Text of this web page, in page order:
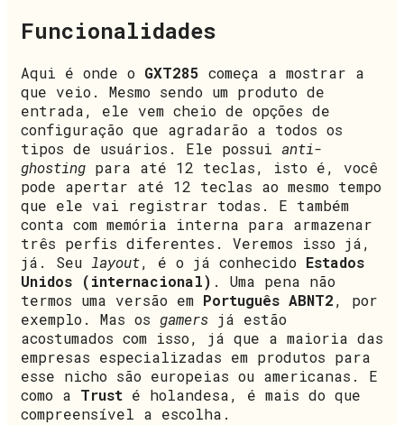
Funcionalidades
Aqui é onde o GXT285 começa a mostrar a
que veio. Mesmo sendo um produto de
entrada, ele vem cheio de opções de
configuração que agradarão a todos os
tipos de usuários. Ele possui anti-
ghosting para até 12 teclas, isto é, você
pode apertar até 12 teclas ao mesmo tempo
que ele vai registrar todas. E também
conta com memória interna para armazenar
três perfis diferentes. Veremos isso já,
já. Seu layout, é o já conhecido Estados
Unidos (internacional) . Uma pena não
termos uma versão em Português ABNT2, por
exemplo. Mas os gamers já estão
acostumados com isso, já que a maioria das
empresas especializadas em produtos para
esse nicho são europeias ou americanas. E
como a Trust é holandesa, é mais do que
compreensível a escolha.